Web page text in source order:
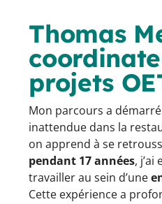
Thomas
projets
Mon parcours a
inattendue dans la
on apprend à se
pendant 17 années, j’ai
travailler au sein d’une
Cette expérience a